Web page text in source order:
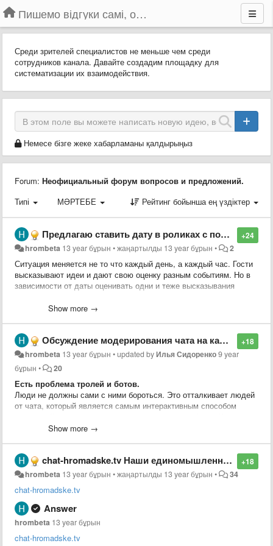
Пишемо відгуки самі, обговорюємо інші ідеї та пропозиції до Громадського Телебачення
Среди зрителей специалистов не меньше чем среди
сотрудников канала. Давайте создадим площадку для
систематизации их взаимодействия.
Немесе бізге жеке хабарламаны қалдырыңыз
Forum: Неофициальный форум вопросов и предложений.
Типі
МӘРТЕБЕ Рейтинг бойынша ең үздіктер
+24
Предлагаю ставить дату в роликах с пометкой "повтор"
hrombeta 13 year бұрын •жаңартылды 13 year бұрын • 2
Ситуация меняется не то что каждый день, а каждый час. Гости
высказывают идеи и дают свою оценку разным событиям. Но в
зависимости от даты оценивать одни и теже высказывания
Show more →
+18
Обсуждение модерирования чата на канале youtube.
hrombeta 13 year бұрын •updated byИлья Сидоренко9 year
бұрын • 20
Есть проблема тролей и ботов.
Люди не должны сами с ними бороться. Это отталкивает людей
от чата, который является самым интерактивным способом
того иммено его состояниеоказывает значительное влияние на
Троли и боты пытаются "розсеять толпу".
Розсеим их первыми!
Со своей стороны пердлагаю организацию площадки, которая на
основе IT сообщества объединит волонтёров готовых
самоорганизоваться и оказать посильную
помощь(hromadsketvbeta.userecho.com
дневных эфиров на отдельные ролики до разноплановой IT
Show more →
+18
chat-hromadske.tv Наши единомышленники. Рекомендую!
hrombeta 13 year бұрын •жаңартылды 13 year бұрын • 34
chat-hromadske.tv
Answer
hrombeta 13 year бұрын
chat-hromadske.tv